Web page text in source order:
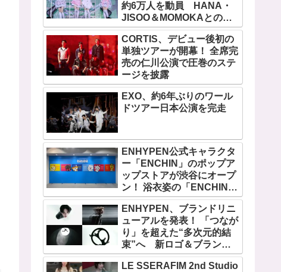
約6万人を動員 HANA・
JISOO＆MOMOKAとのス
ペシャルコラボも実現
CORTIS、デビュー後初の
単独ツアーが開幕！ 全席完
売の仁川公演で圧巻のステ
ージを披露
EXO、約6年ぶりのワール
ドツアー日本公演を完走
ENHYPEN公式キャラクタ
ー「ENCHIN」のポップア
ップストアが渋谷にオープ
ン！ 浴衣姿の「ENCHIN」
が登場
ENHYPEN、ブランドリニ
ューアルを発表！ 「つなが
り」を超えた“多次元的結
束”へ 新ロゴ＆ブランド
フィルム公開
LE SSERAFIM 2nd Studio